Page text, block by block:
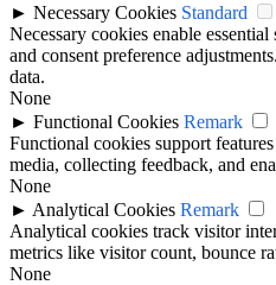
► Necessary Cookies Standard
Necessary cookies enable
and consent preference
data.
None
► Functional Cookies Remark
Functional cookies support
media, collecting feedback, and
None
► Analytical Cookies Remark
Analytical cookies track visitor
metrics like visitor count, bounce
None